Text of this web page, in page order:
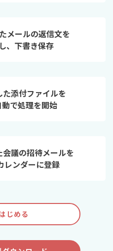
メールの返信文を
、下書き保存
添付ファイルを
で処理を開始
議の招待メールを
レンダーに登録
じめる